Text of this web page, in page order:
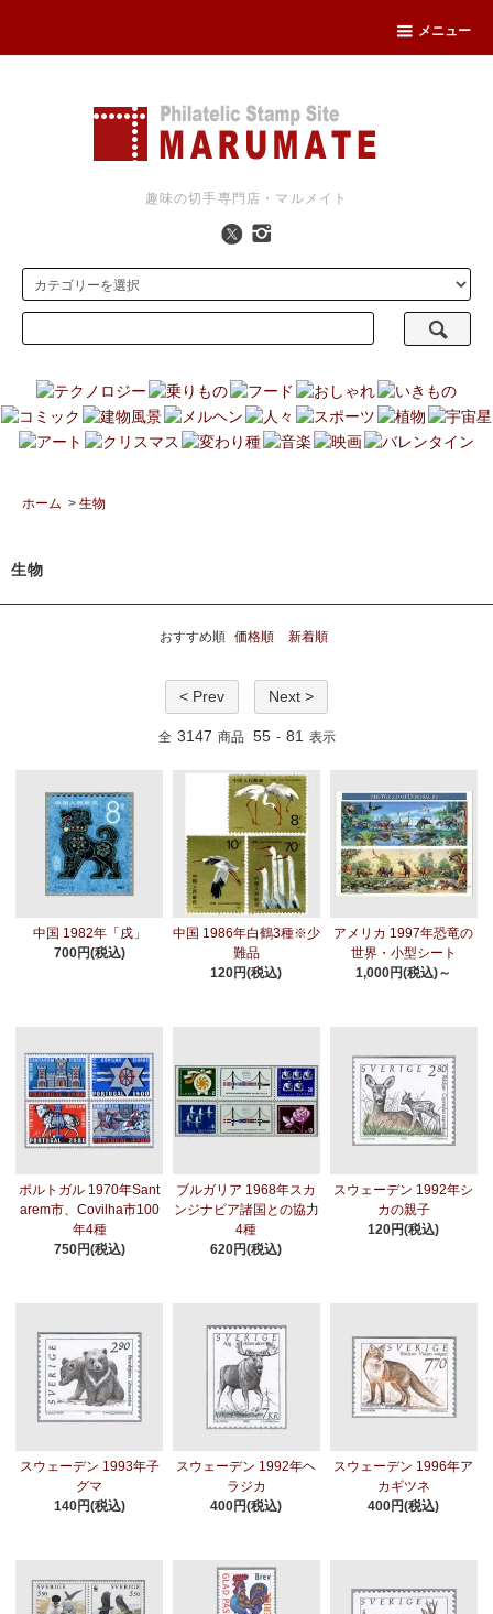
メニュー
趣味の切手専門店・マルメイト
ホーム > 生物
生物
おすすめ順 価格順 新着順
< Prev Next >
全 3147 商品 55 - 81 表示
中国 1982年「戌」
700円(税込)
中国 1986年白鶴3種※少
難品
120円(税込)
アメリカ 1997年恐竜の
世界・小型シート
1,000円(税込)～
ポルトガル 1970年Sant
arem市、Covilha市100
年4種
750円(税込)
ブルガリア 1968年スカ
ンジナビア諸国との協力
4種
620円(税込)
スウェーデン 1992年シ
カの親子
120円(税込)
スウェーデン 1993年子
グマ
140円(税込)
スウェーデン 1992年ヘ
ラジカ
400円(税込)
スウェーデン 1996年ア
カギツネ
400円(税込)